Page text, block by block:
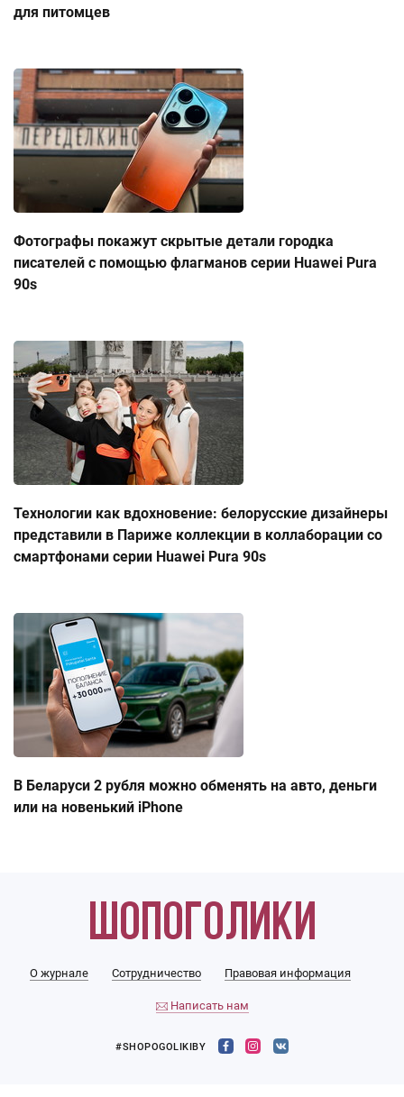
для питомцев
Фотографы покажут скрытые детали городка
писателей с помощью флагманов серии Huawei Pura
90s
Технологии как вдохновение: белорусские дизайнеры
представили в Париже коллекции в коллаборации со
смартфонами серии Huawei Pura 90s
В Беларуси 2 рубля можно обменять на авто, деньги
или на новенький iPhone
О журнале Сотрудничество Правовая информация
Написать нам
#SHOPOGOLIKIBY